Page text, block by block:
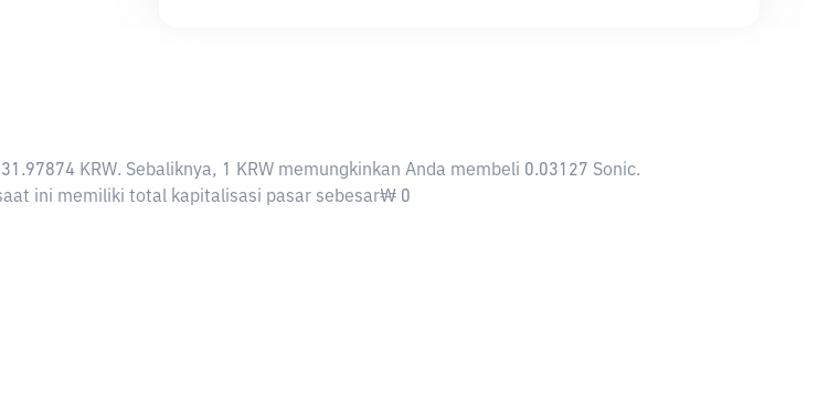
KRW. Sebaliknya, 1 KRW memungkinkan Anda membeli 0.03127 Sonic.
ini memiliki total kapitalisasi pasar sebesar₩ 0